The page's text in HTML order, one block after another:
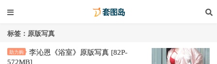
标签：原版写真
助力购
李沁恩《浴室》原版写真 [82P-
572MB]